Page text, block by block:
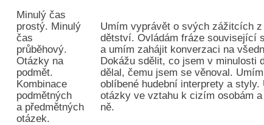
Minulý čas
prostý. Minulý
čas
průběhový.
Otázky na
podmět.
Kombinace
podmětných
a předmětných
otázek.
Umím vyprávět o svých zážitcích z
dětství. Ovládám fráze související
a umím zahájit konverzaci na
Dokážu sdělit, co jsem v minulosti
dělal, čemu jsem se věnoval.
oblíbené hudební interprety a styly.
otázky ve vztahu k cizím osobám
ně.